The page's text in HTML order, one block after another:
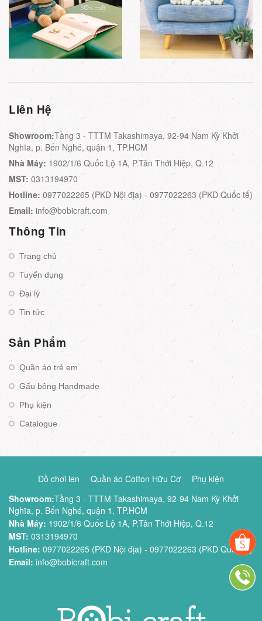
Liên Hệ
Showroom:Tầng 3 - TTTM Takashimaya, 92-94 Nam Kỳ Khởi
Nghĩa, p. Bến Nghé, quận 1, TP.HCM
Nhà Máy: 1902/1/6 Quốc Lộ 1A, P.Tân Thới Hiệp, Q.12
MST: 0313194970
Hotline: 0977022265 (PKD Nội địa) - 0977022263 (PKD Quốc tế)
Email: info@bobicraft.com
Thông Tin
Trang chủ
Tuyển dụng
Đại lý
Tin tức
Sản Phẩm
Quần áo trẻ em
Gấu bông Handmade
Phụ kiện
Catalogue
Đồ chơi len Quần áo Cotton Hữu Cơ
Phụ kiện
Showroom:Tầng 3 - TTTM Takashimaya, 92-94 Nam Kỳ Khởi
Nghĩa, p. Bến Nghé, quận 1, TP.HCM
Nhà Máy: 1902/1/6 Quốc Lộ 1A, P.Tân Thới Hiệp, Q.12
MST: 0313194970
Hotline: 0977022265 (PKD Nội địa) - 0977022263 (PKD Quốc tế)
Email: info@bobicraft.com